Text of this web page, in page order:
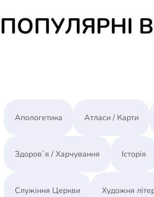
ПОПУЛЯРНІ В
Апологетика Атласи / Карти
Здоров`я / Харчування Історія
Служіння Церкви Художня